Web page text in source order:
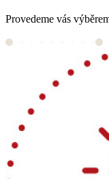
Provedeme vás